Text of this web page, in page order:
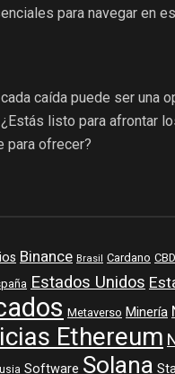
para navegar en
caída puede ser una
listo para afrontar
para ofrecer?
Binance Brasil Cardano
Estados Unidos
Metaverso Minería
Ethereum
Software Solana